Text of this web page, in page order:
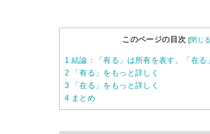
このページの目次 [閉じ
1 結論：「有る」は所有を表す。「在る
2 「有る」をもっと詳しく
3 「在る」をもっと詳しく
4 まとめ